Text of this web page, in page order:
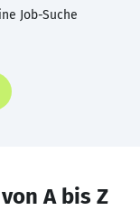
Job-Suche
A bis Z